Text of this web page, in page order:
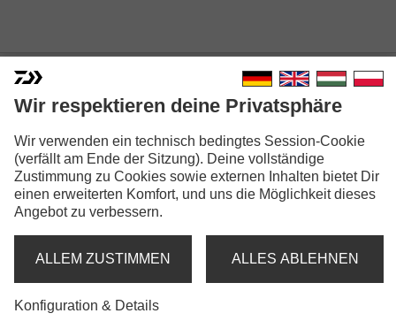
SWEEPFIRE SPINNING
Modellausführungen: 4
Sweepfire Spin
Spinnrute | L-XH
Sweepfire UL Spin
Wir respektieren deine Privatsphäre
Wir verwenden ein technisch bedingtes Session-Cookie
(verfällt am Ende der Sitzung). Deine vollständige
Zustimmung zu Cookies sowie externen Inhalten bietet Dir
einen erweiterten Komfort, und uns die Möglichkeit dieses
Angebot zu verbessern.
ALLEM ZUSTIMMEN ALLES ABLEHNEN
Konfiguration & Details